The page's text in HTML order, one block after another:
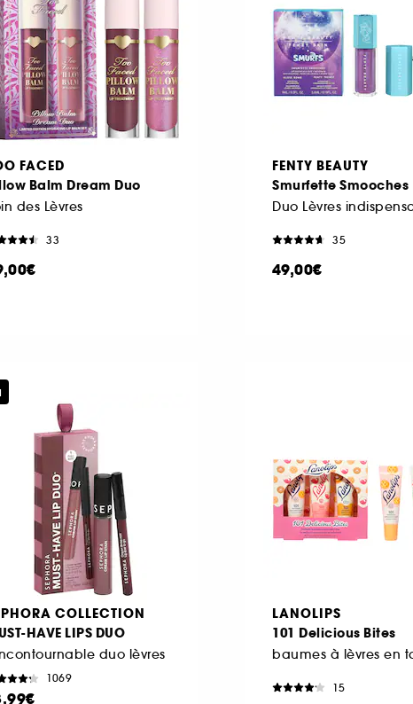
FACED
Balm Dream Duo
des Lèvres
33
FENTY BEAUTY
Smurfette Smooches
35
49,00€
COLLECTION
HAVE LIPS DUO
duo lèvres
1069
LANOLIPS
101 Delicious Bites
15